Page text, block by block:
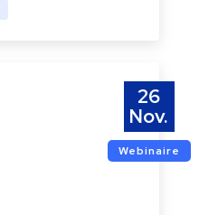
26
Nov.
Webinaire